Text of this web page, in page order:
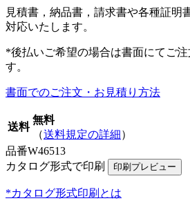
見積書，納品書，請求書や各種証明
対応いたします。
*後払いご希望の場合は書面にてご
す。
書面でのご注文・お見積り方法
送料
無料
（送料規定の詳細）
品番W46513
カタログ形式で印刷
*カタログ形式印刷とは